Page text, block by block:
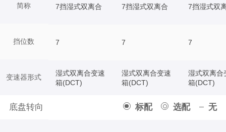
简称
挡位数
变速器形式
底盘转向 标配 选配 无
7挡湿式双离合 7挡湿式双离合 7挡湿式双
7 7 7
湿式双离合变速
箱(DCT)
湿式双离合变速
箱(DCT)
湿式双离合
箱(DCT)